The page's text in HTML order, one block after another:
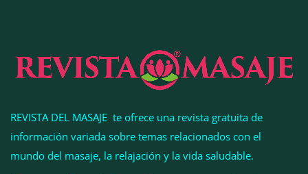
REVISTA DEL MASAJE te ofrece una revista gratuita de
información variada sobre temas relacionados con el
mundo del masaje, la relajación y la vida saludable.